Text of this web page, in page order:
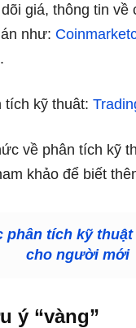
giá, thông tin về
như:
tích kỹ thuât:
về phân tích kỹ
khảo để biết
phân tích kỹ
cho người mới
ý “vàng”